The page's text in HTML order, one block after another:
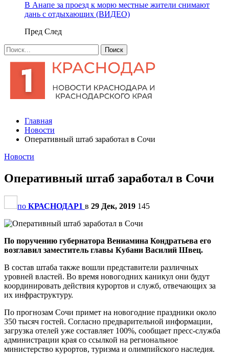
В Анапе за проезд к морю местные жители снимают
дань с отдыхающих (ВИДЕО)
Пред След
Главная
Новости
Оперативный штаб заработал в Сочи
Новости
Оперативный штаб заработал в Сочи
по КРАСНОДАР1 в 29 Дек, 2019 145
По поручению губернатора Вениамина Кондратьева его
возглавил заместитель главы Кубани Василий Швец.
В состав штаба также вошли представители различных
уровней властей. Во время новогодних каникул они будут
координировать действия курортов и служб, отвечающих за
их инфраструктуру.
По прогнозам Сочи примет на новогодние праздники около
350 тысяч гостей. Согласно предварительной информации,
загрузка отелей уже составляет 100%, сообщает пресс-служба
администрации края со ссылкой на региональное
министерство курортов, туризма и олимпийского наследия.